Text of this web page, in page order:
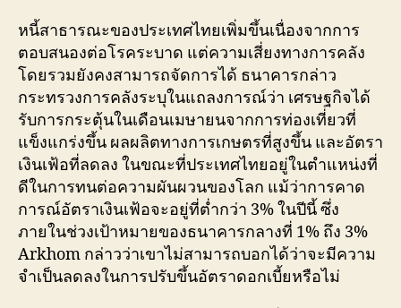
หนี้สาธารณะของประเทศไทยเพิ่มขึ้นเนื่องจากการ
ตอบสนองต่อโรคระบาด แต่ความเสี่ยงทางการคลัง
โดยรวมยังคงสามารถจัดการได้ ธนาคารกล่าว
กระทรวงการคลังระบุในแถลงการณ์ว่า เศรษฐกิจได้
รับการกระตุ้นในเดือนเมษายนจากการท่องเที่ยวที่
แข็งแกร่งขึ้น ผลผลิตทางการเกษตรที่สูงขึ้น และอัตรา
เงินเฟ้อที่ลดลง ในขณะที่ประเทศไทยอยู่ในตำแหน่งที่
ดีในการทนต่อความผันผวนของโลก แม้ว่าการคาด
การณ์อัตราเงินเฟ้อจะอยู่ที่ต่ำกว่า 3% ในปีนี้ ซึ่ง
ภายในช่วงเป้าหมายของธนาคารกลางที่ 1% ถึง 3%
Arkhom กล่าวว่าเขาไม่สามารถบอกได้ว่าจะมีความ
จำเป็นลดลงในการปรับขึ้นอัตราดอกเบี้ยหรือไม่